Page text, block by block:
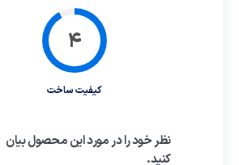
کیفیت ساخت
نظر خود را در مورد این محصول بیان
کنید.